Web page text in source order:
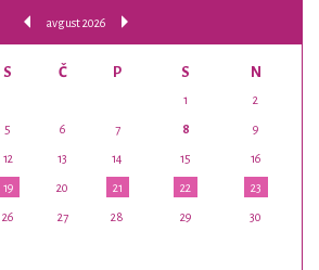
avgust 2026
S Č P S N
1 2
5 6 7 8 9
12 13 14 15 16
19 20 21 22 23
26 27 28 29 30